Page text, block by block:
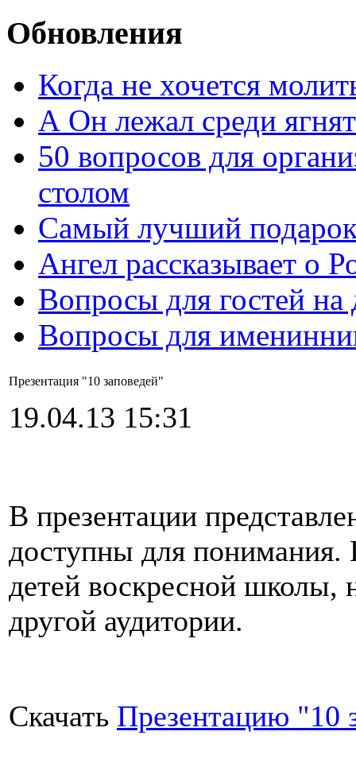
Обновления
Когда не хочется
А Он лежал среди ягнят
50 вопросов для
столом
Самый лучший
Ангел рассказывает о
Вопросы для гостей
Вопросы для
Презентация "10 заповедей"
19.04.13 15:31
В презентации
доступны для понимания.
детей воскресной школы,
другой аудитории.
Скачать Презентацию "10